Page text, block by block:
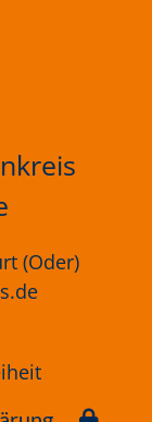
(Oder)